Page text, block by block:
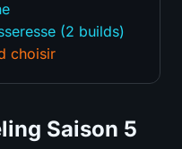
(2 builds)
choisir
Saison 5